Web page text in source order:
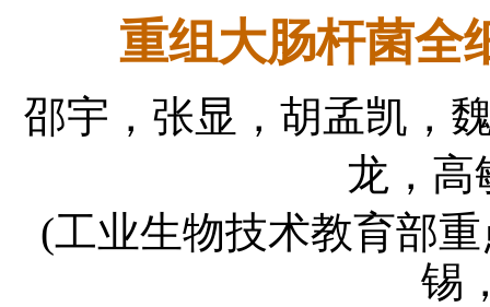
重组大肠杆菌全
邵宇，张显，胡孟凯，
龙，高
(工业生物技术教育部
锡